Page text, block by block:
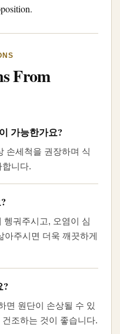
From
가능한가요?
손세척을 권장하며 식
니다.
궈주시고, 오염이 심
아주시면 더욱 깨끗하게
?
면 원단이 손상될 수 있
조하는 것이 좋습니다.